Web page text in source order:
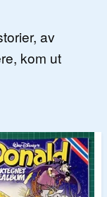
av
kom ut